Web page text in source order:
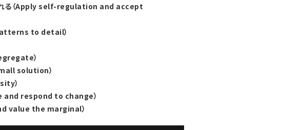
れる（Apply self-regulation and accept
to detail）
）
solution）
）
and respond to change）
value the marginal）